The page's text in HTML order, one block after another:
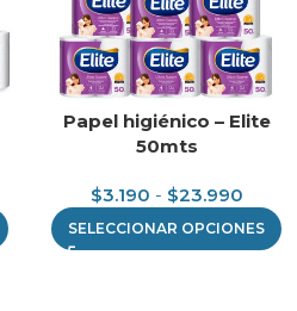
Papel higiénico – Elite
50mts
$3.190 - $23.990
SELECCIONAR OPCIONES